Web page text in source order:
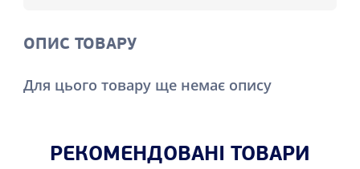
ОПИС ТОВАРУ
Для цього товару ще немає опису
РЕКОМЕНДОВАНІ ТОВАРИ